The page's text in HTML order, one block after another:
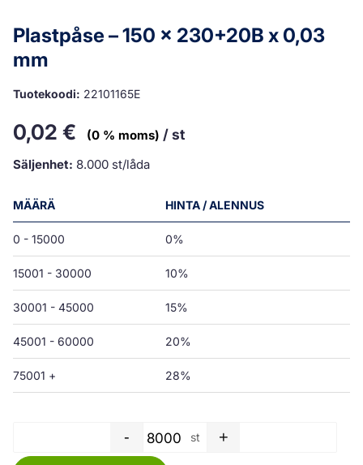
Plastpåse – 150 x 230+20B x 0,03
mm
Tuotekoodi: 22101165E
0,02 € (0 % moms) / st
Säljenhet: 8.000 st/låda
MÄÄRÄ HINTA / ALENNUS
0 - 15000 0%
15001 - 30000 10%
30001 - 45000 15%
45001 - 60000 20%
75001 + 28%
Plastpåse - 150 x 230+20B x
- st +